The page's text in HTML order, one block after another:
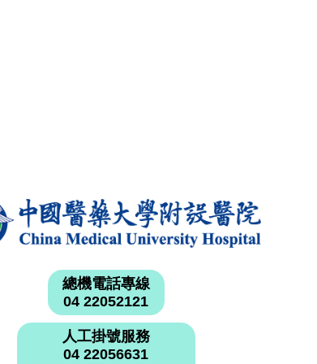
總機電話專線
04 22052121
人工掛號服務
04 22056631